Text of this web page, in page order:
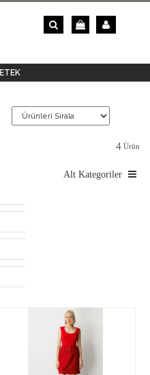
ETEK
4 Ürün
Alt Kategoriler